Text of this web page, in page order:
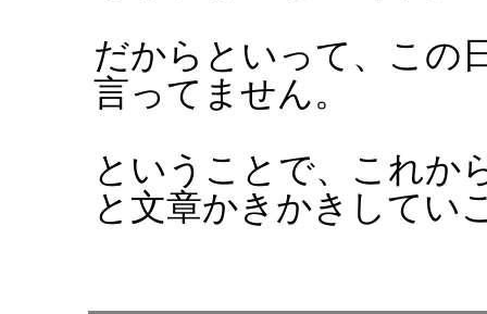
だからといって、この
言ってません。
ということで、これか
と文章かきかきしてい